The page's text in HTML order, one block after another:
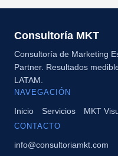
Consultoría MKT
Consultoría de Marketing
Partner. Resultados
LATAM.
NAVEGACIÓN
Inicio Servicios MKT
CONTACTO
info@consultoriamkt.com